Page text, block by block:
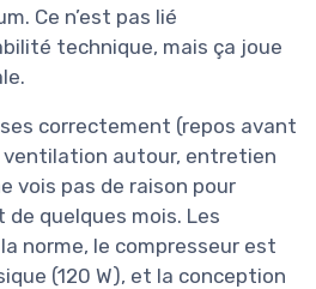
Ce n’est pas lié
technique, mais ça joue
correctement (repos avant
ventilation autour, entretien
vois pas de raison pour
de quelques mois. Les
norme, le compresseur est
(120 W), et la conception